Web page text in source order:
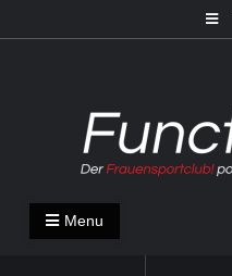
to
FunctionFit Blog
Fitness und Lifestyle Blog
Menu